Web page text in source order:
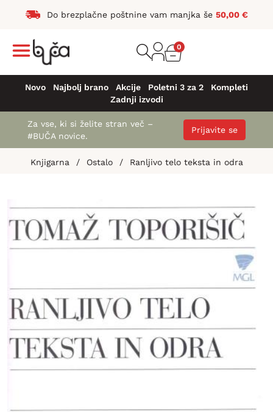
Do brezplačne poštnine vam manjka še 50,00 €
0
Novo Najbolj brano Akcije Poletni 3 za 2
Kompleti
Zadnji izvodi
Za vse, ki si želite stran več –
#BUČA novice.
Prijavite se
Knjigarna / Ostalo / Ranljivo telo teksta in odra